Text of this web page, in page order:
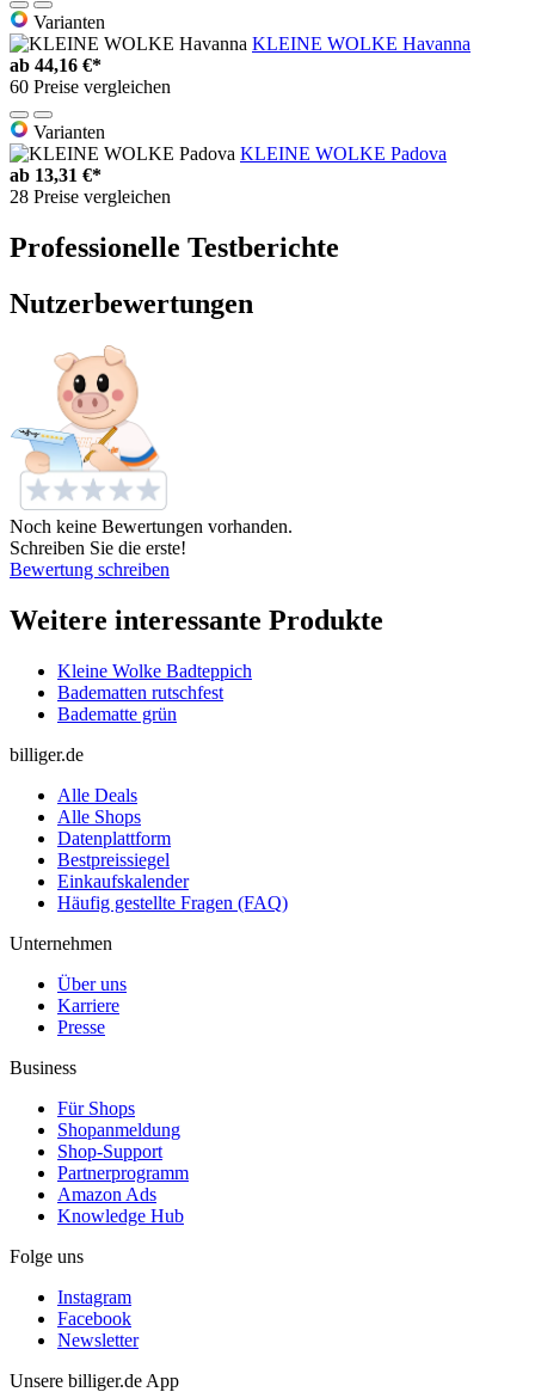
Varianten
KLEINE WOLKE Havanna
ab 44,16 €*
60 Preise vergleichen
Varianten
KLEINE WOLKE Padova
ab 13,31 €*
28 Preise vergleichen
Professionelle Testberichte
Nutzerbewertungen
Noch keine Bewertungen vorhanden.
Schreiben Sie die erste!
Bewertung schreiben
Weitere interessante Produkte
Kleine Wolke Badteppich
Badematten rutschfest
Badematte grün
billiger.de
Alle Deals
Alle Shops
Datenplattform
Bestpreissiegel
Einkaufskalender
Häufig gestellte Fragen (FAQ)
Unternehmen
Über uns
Karriere
Presse
Business
Für Shops
Shopanmeldung
Shop-Support
Partnerprogramm
Amazon Ads
Knowledge Hub
Folge uns
Instagram
Facebook
Newsletter
Unsere billiger.de App